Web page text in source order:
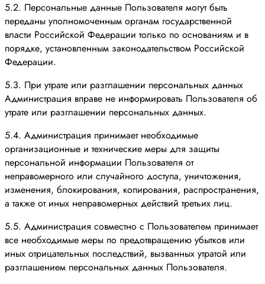
5.2. Персональные данные Пользователя могут быть
переданы уполномоченным органам государственной
власти Российской Федерации только по основаниям и в
порядке, установленным законодательством Российской
Федерации.
5.3. При утрате или разглашении персональных данных
Администрация вправе не информировать Пользователя об
утрате или разглашении персональных данных.
5.4. Администрация принимает необходимые
организационные и технические меры для защиты
персональной информации Пользователя от
неправомерного или случайного доступа, уничтожения,
изменения, блокирования, копирования, распространения,
а также от иных неправомерных действий третьих лиц.
5.5. Администрация совместно с Пользователем принимает
все необходимые меры по предотвращению убытков или
иных отрицательных последствий, вызванных утратой или
разглашением персональных данных Пользователя.